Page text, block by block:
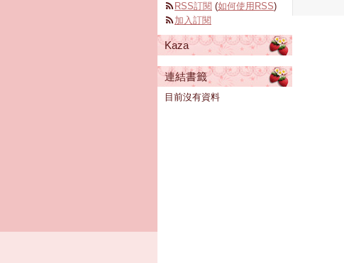
RSS訂閱 (如何使用RSS)
加入訂閱
Kaza
連結書籤
目前沒有資料